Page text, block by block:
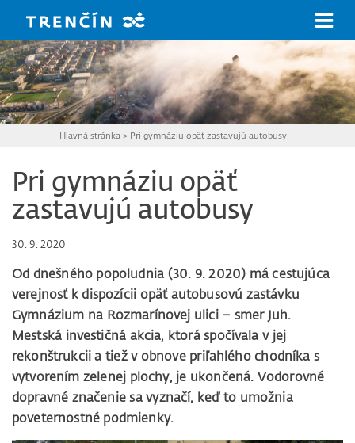
Hlavná stránka > Pri gymnáziu opäť zastavujú autobusy
Pri gymnáziu opäť
zastavujú autobusy
30. 9. 2020
Od dnešného popoludnia (30. 9. 2020) má cestujúca
verejnosť k dispozícii opäť autobusovú zastávku
Gymnázium na Rozmarínovej ulici – smer Juh.
Mestská investičná akcia, ktorá spočívala v jej
rekonštrukcii a tiež v obnove priľahlého chodníka s
vytvorením zelenej plochy, je ukončená. Vodorovné
dopravné značenie sa vyznačí, keď to umožnia
poveternostné podmienky.